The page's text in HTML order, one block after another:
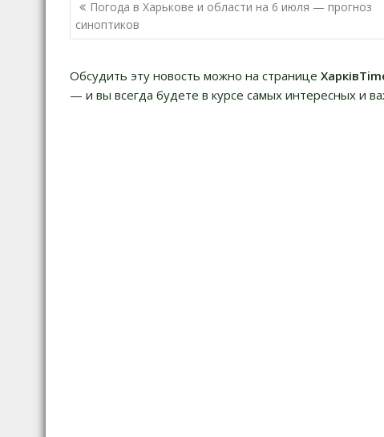
по
записям
Погода в Харькове и области на 6 июля — прогноз
синоптиков
Обсудить эту новость можно на странице
— и вы всегда будете в курсе самых интересных и